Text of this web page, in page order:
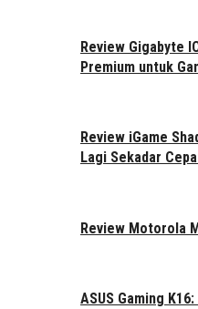
Review Gigabyte
Premium untuk
Review iGame
Lagi Sekadar
Review Motorola
ASUS Gaming